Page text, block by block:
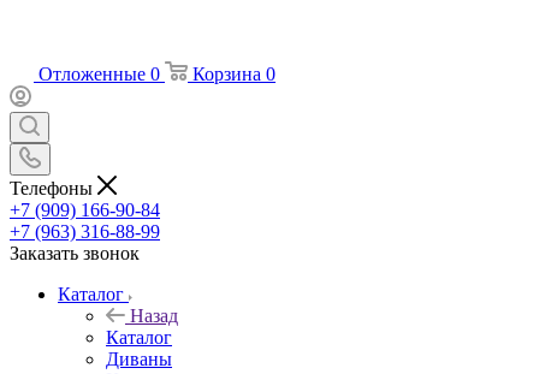
Отложенные 0 Корзина 0
Телефоны
+7 (909) 166-90-84
+7 (963) 316-88-99
Заказать звонок
Каталог
Назад
Каталог
Диваны